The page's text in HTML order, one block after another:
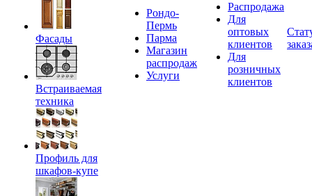
Фасады
Встраиваемая
техника
Профиль для
шкафов-купе
Рондо-
Пермь
Парма
Магазин
распродаж
Услуги
Распродажа
Для
оптовых
клиентов
Для
розничных
клиентов